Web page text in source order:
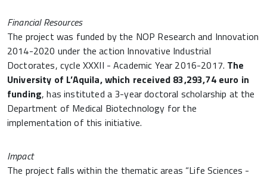
Financial Resources
The project was funded by the NOP Research and Innovation
2014-2020 under the action Innovative Industrial
Doctorates, cycle XXXII - Academic Year 2016-2017. The
University of L’Aquila, which received 83,293,74 euro in
funding, has instituted a 3-year doctoral scholarship at the
Department of Medical Biotechnology for the
implementation of this initiative.
Impact
The project falls within the thematic areas “Life Sciences -